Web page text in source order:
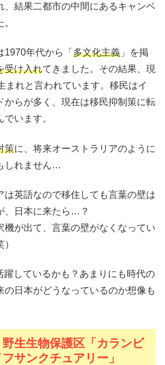
、結果二都市の中間にあるキャンベ
年代から「 多文化主義 」を掲
受け入れてきました。その結果、現
まれと言われています。移民はイ
からが多く、現在は移民抑制策に転
います。
策に、将来オーストラリアのように
しれません…
は英語なので移住しても言葉の壁は
、日本に来たら…？
機が出て、言葉の壁がなくなってい
躍しているかも？あまりにも時代の
の日本がどうなっているのか想像も
生生物保護区「カランビ
サンクチュアリー」